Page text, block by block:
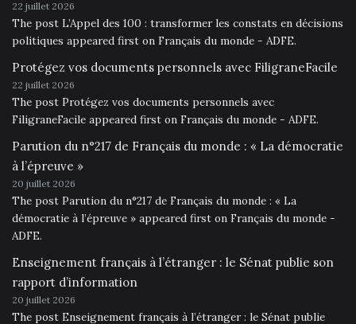
22 juillet 2026
The post L’Appel des 100 : transformer les constats en décisions
politiques appeared first on Français du monde - ADFE.
Protégez vos documents personnels avec FiligraneFacile
22 juillet 2026
The post Protégez vos documents personnels avec
FiligraneFacile appeared first on Français du monde - ADFE.
Parution du n°217 de Français du monde : « La démocratie
à l’épreuve »
20 juillet 2026
The post Parution du n°217 de Français du monde : « La
démocratie à l’épreuve » appeared first on Français du monde -
ADFE.
Enseignement français à l’étranger : le Sénat publie son
rapport d’information
20 juillet 2026
The post Enseignement français à l’étranger : le Sénat publie